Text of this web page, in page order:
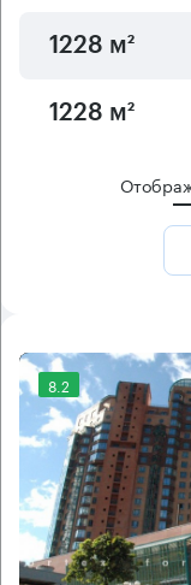
1228 м²
1228 м²
8.2